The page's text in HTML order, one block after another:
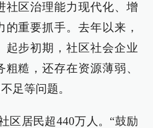
社区治理能力现代化、增
重要抓手。去年以来，
起步初期，社区社会企业
糙，还存在资源薄弱、
足等问题。
区居民超440万人。“鼓励